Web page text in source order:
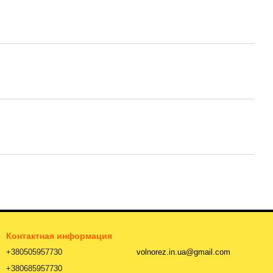
Контактная информация
+380505957730
+380685957730
volnorez.in.ua@gmail.com